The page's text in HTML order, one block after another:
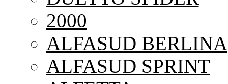
2000
ALFASUD BERLINA
ALFASUD SPRINT